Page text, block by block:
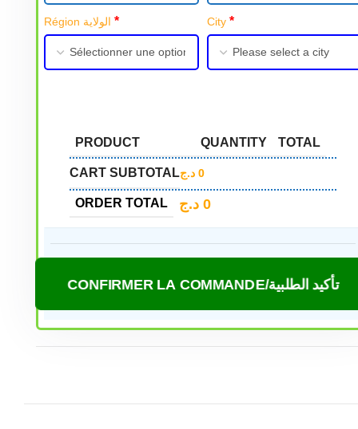
* City *
PRODUCT QUANTITY TOTAL
CART SUBTOTAL 0 د.ج
ORDER TOTAL 0 د.ج
CONFIRMER LA COMMANDE/تأكيد الطلبية